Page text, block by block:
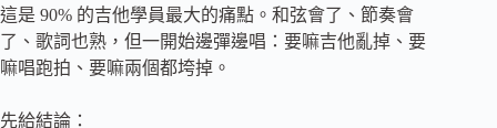
這是 90% 的吉他學員最大的痛點。和弦會了、節奏會
了、歌詞也熟，但一開始邊彈邊唱：要嘛吉他亂掉、要
嘛唱跑拍、要嘛兩個都垮掉。
先給結論：